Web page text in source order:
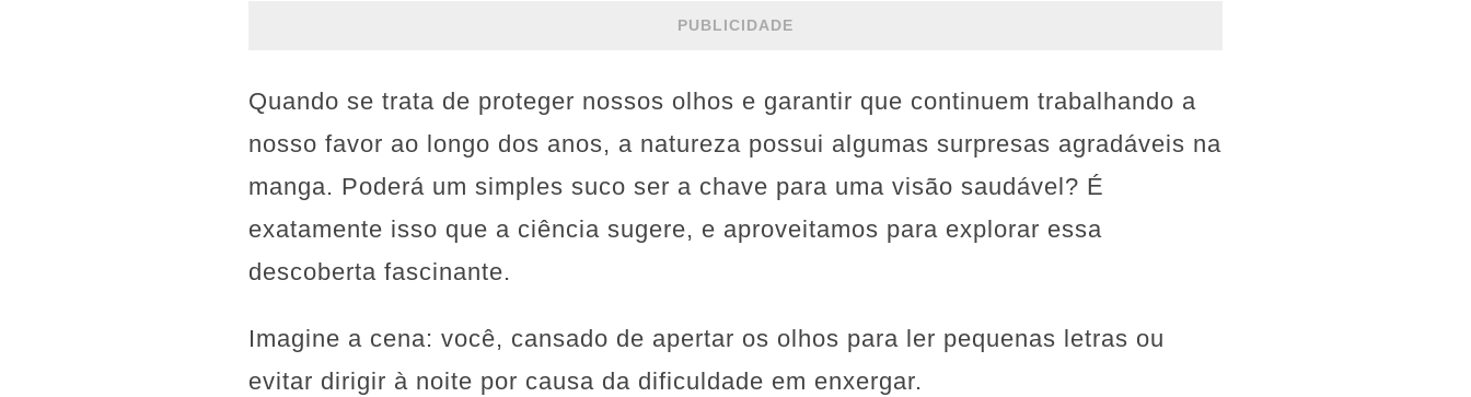
PUBLICIDADE
Quando se trata de proteger nossos olhos e garantir que continuem trabalhando a
nosso favor ao longo dos anos, a natureza possui algumas surpresas agradáveis na
manga. Poderá um simples suco ser a chave para uma visão saudável? É
exatamente isso que a ciência sugere, e aproveitamos para explorar essa
descoberta fascinante.
Imagine a cena: você, cansado de apertar os olhos para ler pequenas letras ou
evitar dirigir à noite por causa da dificuldade em enxergar.